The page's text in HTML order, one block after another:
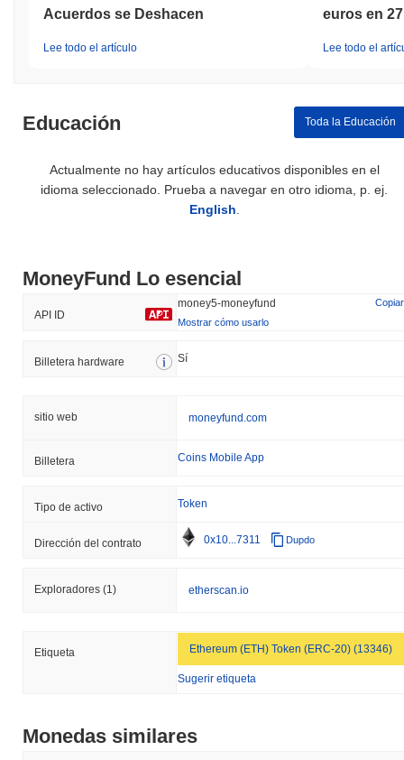
Acuerdos se Deshacen
Lee todo el artículo
euros en
Lee todo el
Educación Toda la Educación
Actualmente no hay artículos educativos disponibles en el
idioma seleccionado. Prueba a navegar en otro idioma, p. ej.
English
MoneyFund Lo esencial
API ID
money5-moneyfund
Copiar
Mostrar cómo usarlo
Billetera hardware Sí
sitio web moneyfund.com
Billetera Coins Mobile App
Tipo de activo Token
Dirección del contrato 0x10...7311 Dupdo
Exploradores (1) etherscan.io
Etiqueta Ethereum (ETH) Token (ERC-20) (13346)
Sugerir etiqueta
Monedas similares